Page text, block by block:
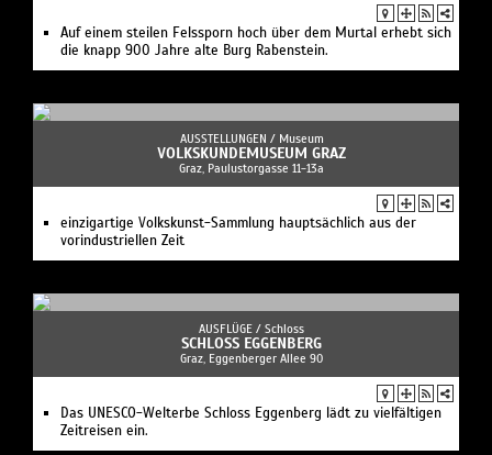
SCHLOSS EGGENBERG
Graz, Eggenberger Allee 90
Das UNESCO-Welterbe Schloss Eggenberg lädt zu vielfältigen
Zeitreisen ein.
NATURKUNDEMUSEUM GRAZ
Graz, oanneumsviertel
Naturkundliche Sammlungen mit Schwerpunkten Botanik &
Mykologie, Geologie & Paläontologie, Mineralogie & Zoologie -